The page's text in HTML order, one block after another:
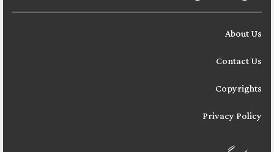
About Us
Contact Us
Copyrights
Privacy Policy